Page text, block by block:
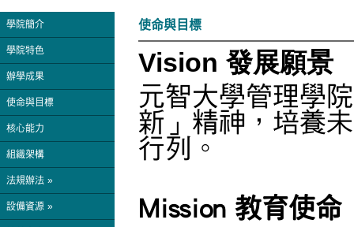
學院簡介
學院特色
辦學成果
使命與目標
核心能力
組織架構
法規辦法 »
設備資源 »
使命與目標
Vision 發展願景
元智大學管理學
新」精神，培養
行列。
Mission 教育使命